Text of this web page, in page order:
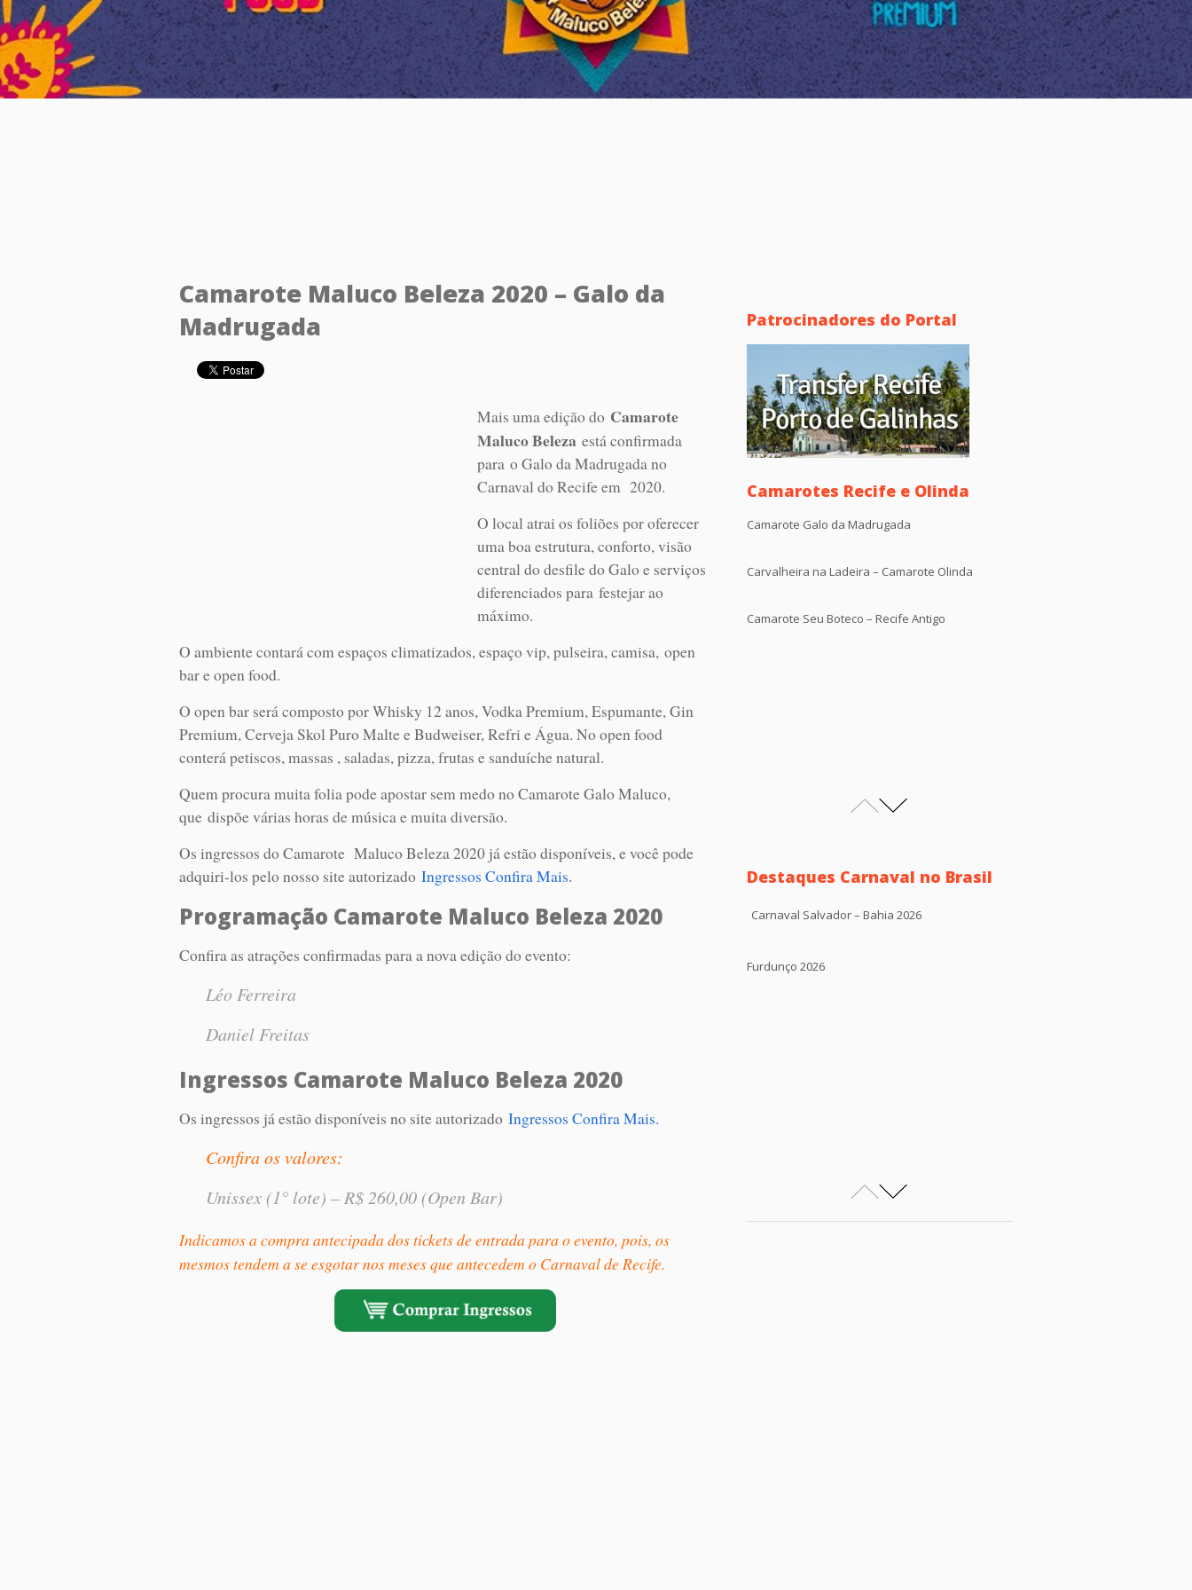
Camarote Maluco Beleza 2020 – Galo da
Madrugada
Mais uma edição do Camarote
Maluco Beleza está confirmada
para o Galo da Madrugada no
Carnaval do Recife em 2020.
O local atrai os foliões por oferecer
uma boa estrutura, conforto, visão
central do desfile do Galo e serviços
diferenciados para festejar ao
máximo.
O ambiente contará com espaços climatizados, espaço vip, pulseira, camisa, open
bar e open food.
O open bar será composto por Whisky 12 anos, Vodka Premium, Espumante, Gin
Premium, Cerveja Skol Puro Malte e Budweiser, Refri e Água. No open food
conterá petiscos, massas , saladas, pizza, frutas e sanduíche natural.
Quem procura muita folia pode apostar sem medo no Camarote Galo Maluco,
que dispõe várias horas de música e muita diversão.
Os ingressos do Camarote Maluco Beleza 2020 já estão disponíveis, e você pode
adquiri-los pelo nosso site autorizado Ingressos Confira Mais.
Programação Camarote Maluco Beleza 2020
Confira as atrações confirmadas para a nova edição do evento:
Léo Ferreira
Daniel Freitas
Ingressos Camarote Maluco Beleza 2020
Os ingressos já estão disponíveis no site autorizado Ingressos Confira Mais.
Confira os valores:
Unissex (1° lote) – R$ 260,00 (Open Bar)
Indicamos a compra antecipada dos tickets de entrada para o evento, pois, os
mesmos tendem a se esgotar nos meses que antecedem o Carnaval de Recife.
Patrocinadores do Portal
Camarotes Recife e Olinda
Camarote Galo da Madrugada
Carvalheira na Ladeira – Camarote Olinda
Camarote Seu Boteco – Recife Antigo
Destaques Carnaval no Brasil
Carnaval Salvador – Bahia 2026
Furdunço 2026